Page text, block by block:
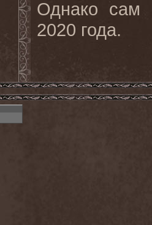
Однако сам
2020 года.